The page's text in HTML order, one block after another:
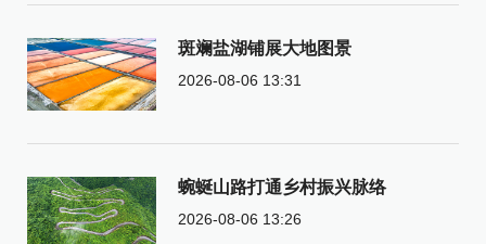
斑斓盐湖铺展大地图景
2026-08-06 13:31
蜿蜒山路打通乡村振兴脉络
2026-08-06 13:26